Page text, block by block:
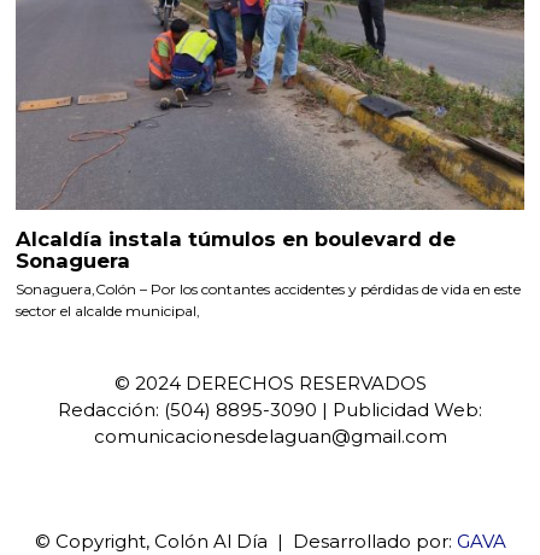
Alcaldía instala túmulos en boulevard de
Sonaguera
Sonaguera,Colón – Por los contantes accidentes y pérdidas de vida en este
sector el alcalde municipal,
© 2024 DERECHOS RESERVADOS
Redacción: (504) 8895-3090 | Publicidad Web:
comunicacionesdelaguan@gmail.com
© Copyright, Colón Al Día | Desarrollado por: GAVA